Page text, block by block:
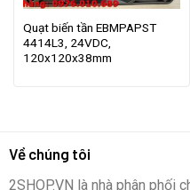
Quạt biến tần EBMPAPST
4414L3, 24VDC,
120x120x38mm
Về chúng tôi
2SHOP.VN là nhà phân phối